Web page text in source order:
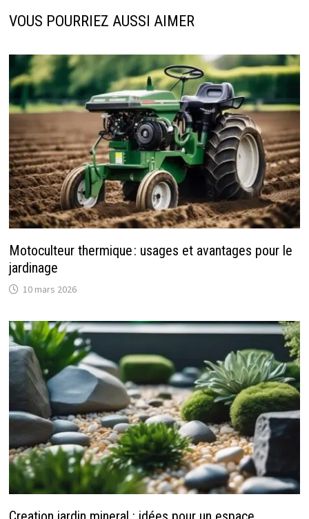
VOUS POURRIEZ AUSSI AIMER
Motoculteur thermique : usages et avantages pour le
jardinage
10 mars 2026